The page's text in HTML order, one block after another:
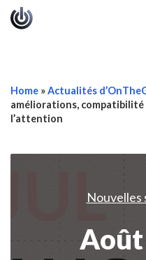
Home »Actualités
améliorations,
l’attention
Nouvelles
Août